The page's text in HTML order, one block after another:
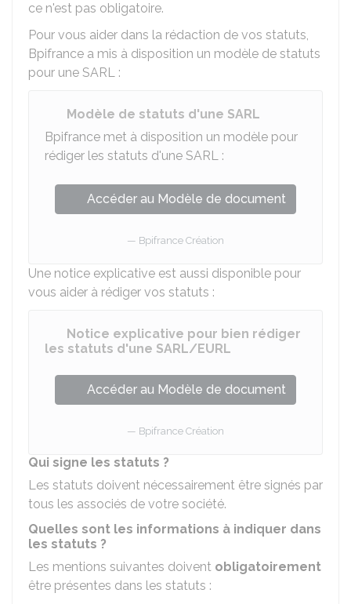
ce n'est pas obligatoire.
Pour vous aider dans la rédaction de vos statuts,
Bpifrance a mis à disposition un modèle de statuts
pour une SARL :
Modèle de statuts d'une SARL
Bpifrance met à disposition un modèle pour
rédiger les statuts d'une SARL :
Accéder au Modèle de document
Bpifrance Création
Une notice explicative est aussi disponible pour
vous aider à rédiger vos statuts :
Notice explicative pour bien rédiger
les statuts d'une SARL/EURL
Accéder au Modèle de document
Bpifrance Création
Qui signe les statuts ?
Les statuts doivent nécessairement être signés par
tous les associés de votre société.
Quelles sont les informations à indiquer dans
les statuts ?
Les mentions suivantes doivent obligatoirement
être présentes dans les statuts :